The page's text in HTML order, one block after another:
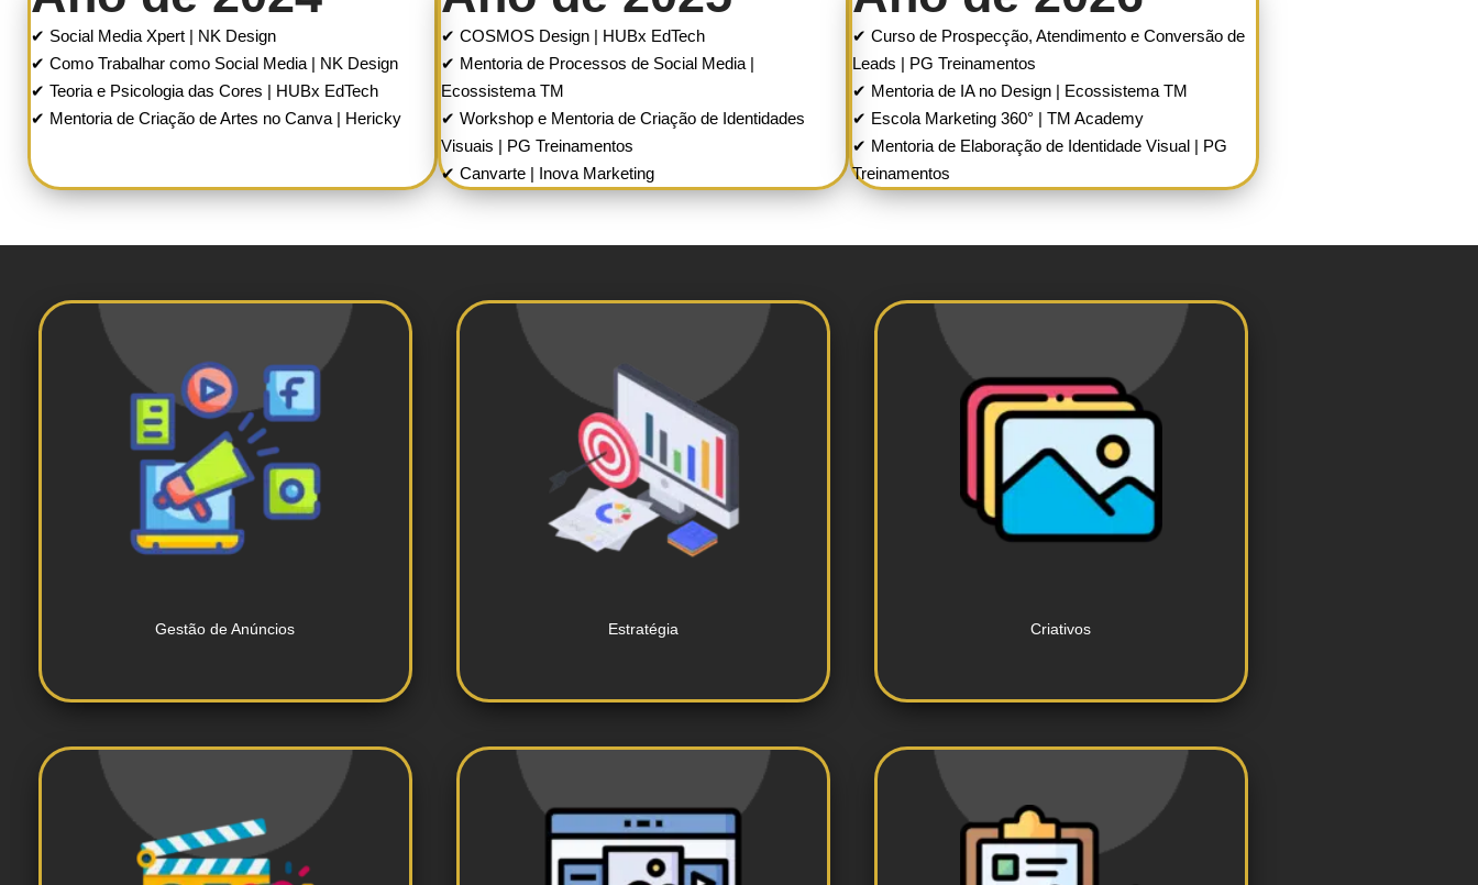
✔ Social Media Xpert | NK Design
✔ Como Trabalhar como Social Media | NK Design
✔ Teoria e Psicologia das Cores | HUBx EdTech
✔ Mentoria de Criação de Artes no Canva | Hericky
✔ COSMOS Design | HUBx EdTech
✔ Mentoria de Processos de Social Media |
Ecossistema TM
✔ Workshop e Mentoria de Criação de Identidades
Visuais | PG Treinamentos
✔ Canvarte | Inova Marketing
✔ Curso de Prospecção, Atendimento e Conversão de
Leads | PG Treinamentos
✔ Mentoria de IA no Design | Ecossistema TM
✔ Escola Marketing 360° | TM Academy
✔ Mentoria de Elaboração de Identidade Visual | PG
Treinamentos
Gestão de Anúncios
Gerenciamento e otimização de
campanhas publicitárias.
Estratégia
Desenvolvimento de estratégias
de marketing digital
personalizadas.
Criativos
Criação de materiais publicitários
e conteúdo visual atraente.